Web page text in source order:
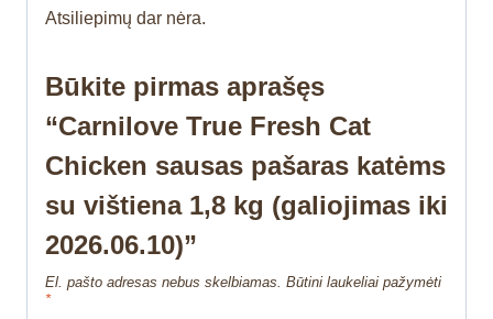
Atsiliepimų dar nėra.
Būkite pirmas aprašęs
“Carnilove True Fresh Cat
Chicken sausas pašaras katėms
su vištiena 1,8 kg (galiojimas iki
2026.06.10)”
El. pašto adresas nebus skelbiamas. Būtini laukeliai pažymėti
*